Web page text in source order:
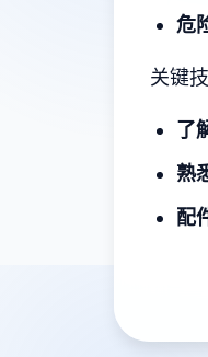
危
关键
了
熟
配